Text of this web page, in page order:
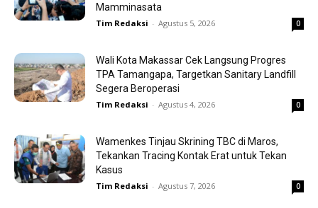
Mamminasata
Tim Redaksi - Agustus 5, 2026 0
Wali Kota Makassar Cek Langsung Progres
TPA Tamangapa, Targetkan Sanitary Landfill
Segera Beroperasi
Tim Redaksi - Agustus 4, 2026 0
Wamenkes Tinjau Skrining TBC di Maros,
Tekankan Tracing Kontak Erat untuk Tekan
Kasus
Tim Redaksi - Agustus 7, 2026 0